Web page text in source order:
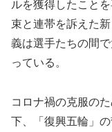
ルを獲得したこと
束と連帯を訴えた
義は選手たちの間
っている。
コロナ禍の克服の
下、「復興五輪」